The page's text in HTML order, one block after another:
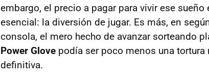
embargo, el precio a pagar para vivir ese
esencial: la diversión de jugar. Es más, en
consola, el mero hecho de avanzar sorteando
Power Glove podía ser poco menos una
definitiva.